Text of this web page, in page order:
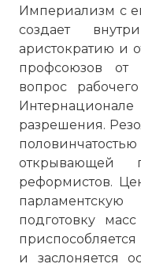
Империализм с
создает
аристократию и
профсоюзов
вопрос
разрешения.
открывающей
реформистов.
подготовку
и заслоняется
☓